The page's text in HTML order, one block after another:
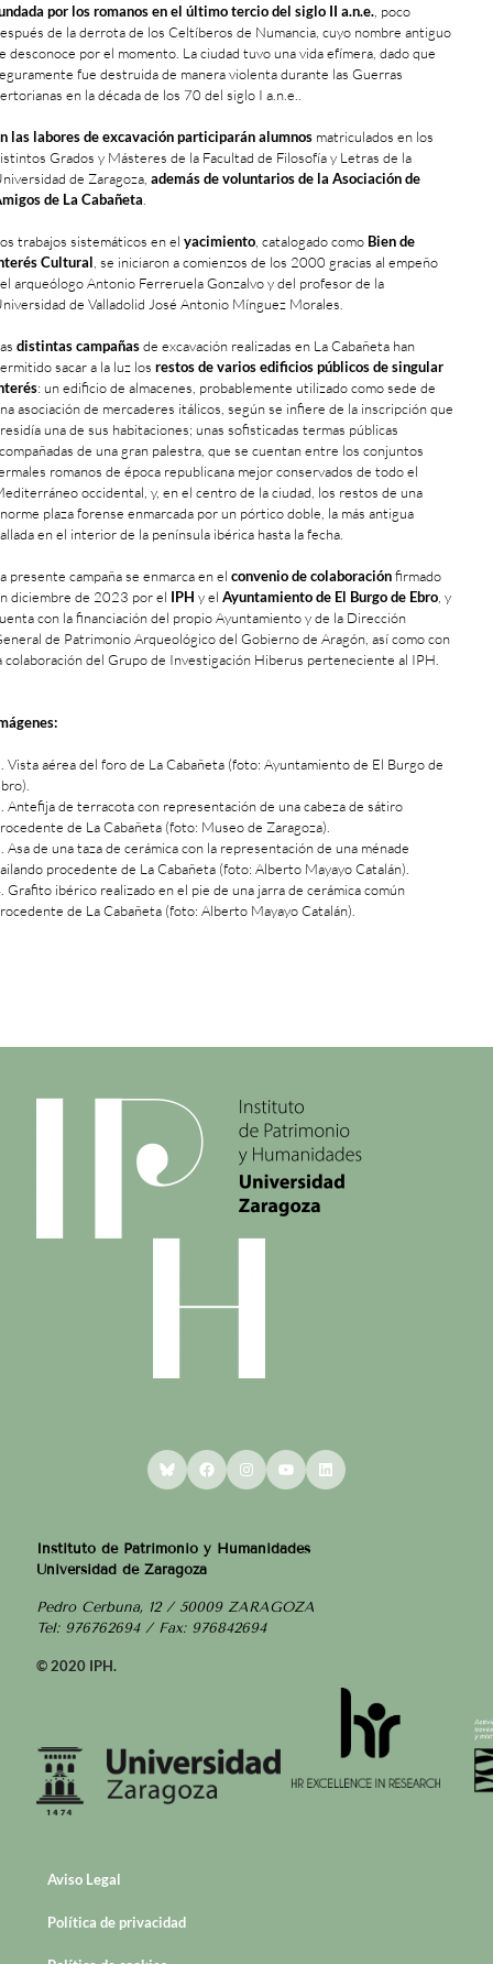
por los romanos en el último tercio del siglo II a.n.e. , poco
de la derrota de los Celtíberos de Numancia, cuyo nombre antiguo
desconoce por el momento. La ciudad tuvo una vida efímera, dado que
fue destruida de manera violenta durante las Guerras
en la década de los 70 del siglo I a.n.e..
las labores de excavación participarán alumnos matriculados en los
Grados y Másteres de la Facultad de Filosofía y Letras de la
de Zaragoza, además de voluntarios de la Asociación de
de La Cabañeta
trabajos sistemáticos en el yacimiento , catalogado como Bien de
Cultural , se iniciaron a comienzos de los 2000 gracias al empeño
arqueólogo Antonio Ferreruela Gonzalvo y del profesor de la
de Valladolid José Antonio Mínguez Morales.
distintas campañasde excavación realizadas en La Cabañeta han
sacar a la luz los restos de varios edificios públicos de singular
: un edificio de almacenes, probablemente utilizado como sede de
asociación de mercaderes itálicos, según se infiere de la inscripción que
una de sus habitaciones; unas sofisticadas termas públicas
de una gran palestra, que se cuentan entre los conjuntos
romanos de época republicana mejor conservados de todo el
occidental, y, en el centro de la ciudad, los restos de una
plaza forense enmarcada por un pórtico doble, la más antigua
en el interior de la península ibérica hasta la fecha.
presente campaña se enmarca en el convenio de colaboraciónfirmado
diciembre de 2023 por el IPH y el Ayuntamiento de El Burgo de Ebro , y
con la financiación del propio Ayuntamiento y de la Dirección
de Patrimonio Arqueológico del Gobierno de Aragón, así como con
colaboración del Grupo de Investigación Hiberus perteneciente al IPH.
Vista aérea del foro de La Cabañeta (foto: Ayuntamiento de El Burgo de
Antefija de terracota con representación de una cabeza de sátiro
de La Cabañeta (foto: Museo de Zaragoza).
Asa de una taza de cerámica con la representación de una ménade
procedente de La Cabañeta (foto: Alberto Mayayo Catalán).
Grafito ibérico realizado en el pie de una jarra de cerámica común
de La Cabañeta (foto: Alberto Mayayo Catalán).
BlueskyFacebookInstagram
YouTubeLinkedIn
Instituto de Patrimonio y Humanidades
Universidad de Zaragoza
Pedro Cerbuna, 12 / 50009 ZARAGOZA
Tel: 976762694 / Fax: 976842694
© 2020 IPH.
Aviso Legal
Política de privacidad